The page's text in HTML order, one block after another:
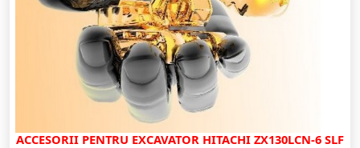
ACCESORII PENTRU EXCAVATOR HITACHI ZX130LCN-6 SLF